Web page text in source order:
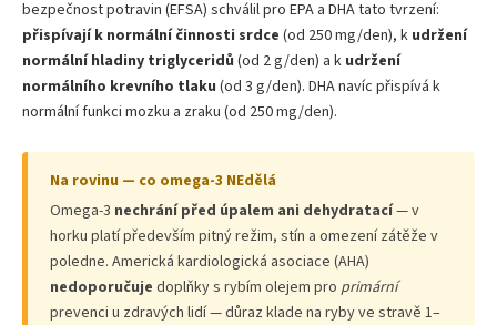
bezpečnost potravin (EFSA) schválil pro EPA a DHA tato tvrzení:
přispívají k normální činnosti srdce (od 250 mg/den), k udržení
normální hladiny triglyceridů (od 2 g/den) a k udržení
normálního krevního tlaku (od 3 g/den). DHA navíc přispívá k
normální funkci mozku a zraku (od 250 mg/den).
Na rovinu — co omega-3 NEdělá
Omega-3 nechrání před úpalem ani dehydratací— v
horku platí především pitný režim, stín a omezení zátěže v
poledne. Americká kardiologická asociace (AHA)
nedoporučuje doplňky s rybím olejem pro primární
prevenci u zdravých lidí — důraz klade na ryby ve stravě 1–